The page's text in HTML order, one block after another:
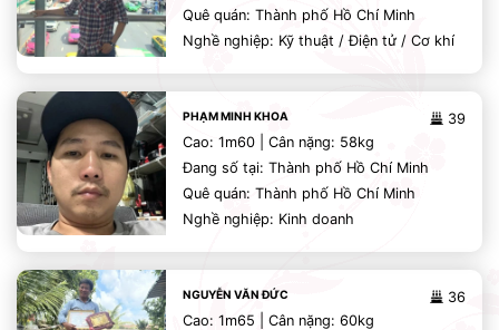
Quê quán: Thành phố Hồ Chí Minh
Nghề nghiệp: Kỹ thuật / Điện tử / Cơ khí
39
PHẠM MINH KHOA
Cao: 1m60 | Cân nặng: 58kg
Đang số tại: Thành phố Hồ Chí Minh
Quê quán: Thành phố Hồ Chí Minh
Nghề nghiệp: Kinh doanh
36
NGUYỄN VĂN ĐỨC
Cao: 1m65 | Cân nặng: 60kg